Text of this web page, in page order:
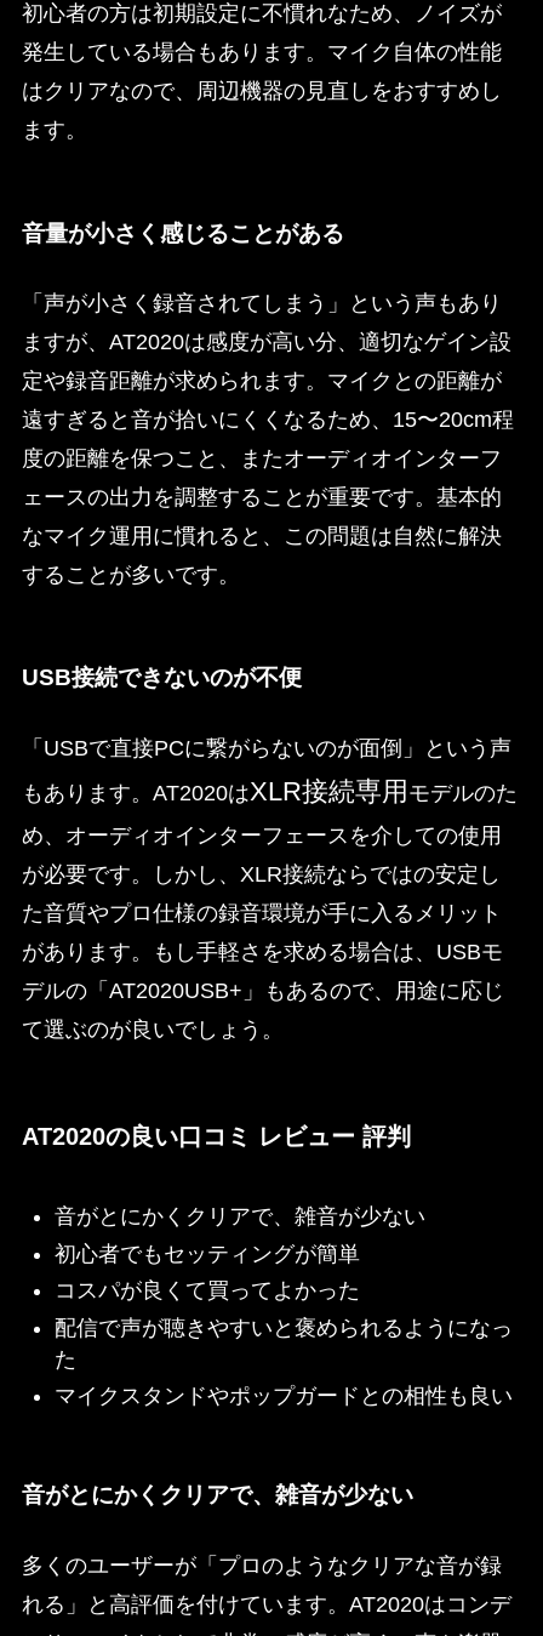
初心者の方は初期設定に不慣れなため、ノイズが
発生している場合もあります。マイク自体の性能
はクリアなので、周辺機器の見直しをおすすめし
ます。
音量が小さく感じることがある
「声が小さく録音されてしまう」という声もあり
ますが、AT2020は感度が高い分、適切なゲイン設
定や録音距離が求められます。マイクとの距離が
遠すぎると音が拾いにくくなるため、15〜20cm程
度の距離を保つこと、またオーディオインターフ
ェースの出力を調整することが重要です。基本的
なマイク運用に慣れると、この問題は自然に解決
することが多いです。
USB接続できないのが不便
「USBで直接PCに繋がらないのが面倒」という声
もあります。AT2020はXLR接続専用 モデルのた
め、オーディオインターフェースを介しての使用
が必要です。しかし、XLR接続ならではの安定し
た音質やプロ仕様の録音環境が手に入るメリット
があります。もし手軽さを求める場合は、USBモ
デルの「AT2020USB+」もあるので、用途に応じ
て選ぶのが良いでしょう。
AT2020の良い口コミ レビュー 評判
音がとにかくクリアで、雑音が少ない
初心者でもセッティングが簡単
コスパが良くて買ってよかった
配信で声が聴きやすいと褒められるようになっ
た
マイクスタンドやポップガードとの相性も良い
音がとにかくクリアで、雑音が少ない
多くのユーザーが「プロのようなクリアな音が録
れる」と高評価を付けています。AT2020はコンデ